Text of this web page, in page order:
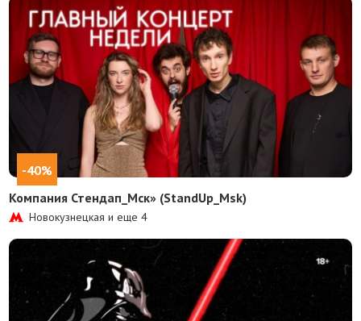
-40%
Компания Стендап_Мск» (StandUp_Msk)
Новокузнецкая и еще4